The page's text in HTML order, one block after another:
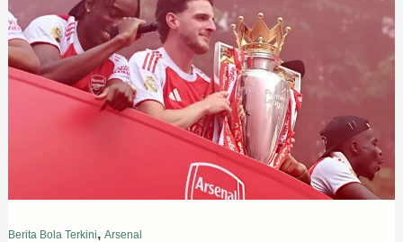
Berita Bola Terkini, Arsenal